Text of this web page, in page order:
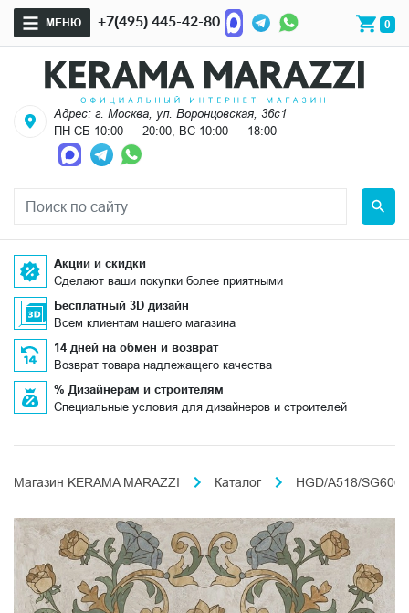
МЕНЮ +7(495) 445-42-80 0
Адрес: г. Москва, ул. Воронцовская, 36с1
ПН-СБ 10:00 — 20:00, ВС 10:00 — 18:00
Акции и скидки
Сделают ваши покупки более приятными
Бесплатный 3D дизайн
Всем клиентам нашего магазина
14 дней на обмен и возврат
Возврат товара надлежащего качества
% Дизайнерам и строителям
Специальные условия для дизайнеров и строителей
Магазин KERAMA MARAZZI Каталог HGD/A518/